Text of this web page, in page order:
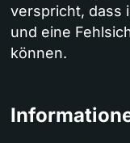
verspricht, dass
und eine
können.